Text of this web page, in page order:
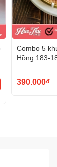
Combo 5
Hồng 183-
390.000₫